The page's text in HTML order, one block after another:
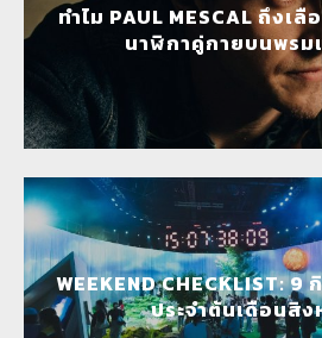
ทำไม PAUL MESCAL ถึงเลื
นาฬิกาคู่กายบนพรม
WEEKEND CHECKLIST:
ประจำต้นเดือนสิ